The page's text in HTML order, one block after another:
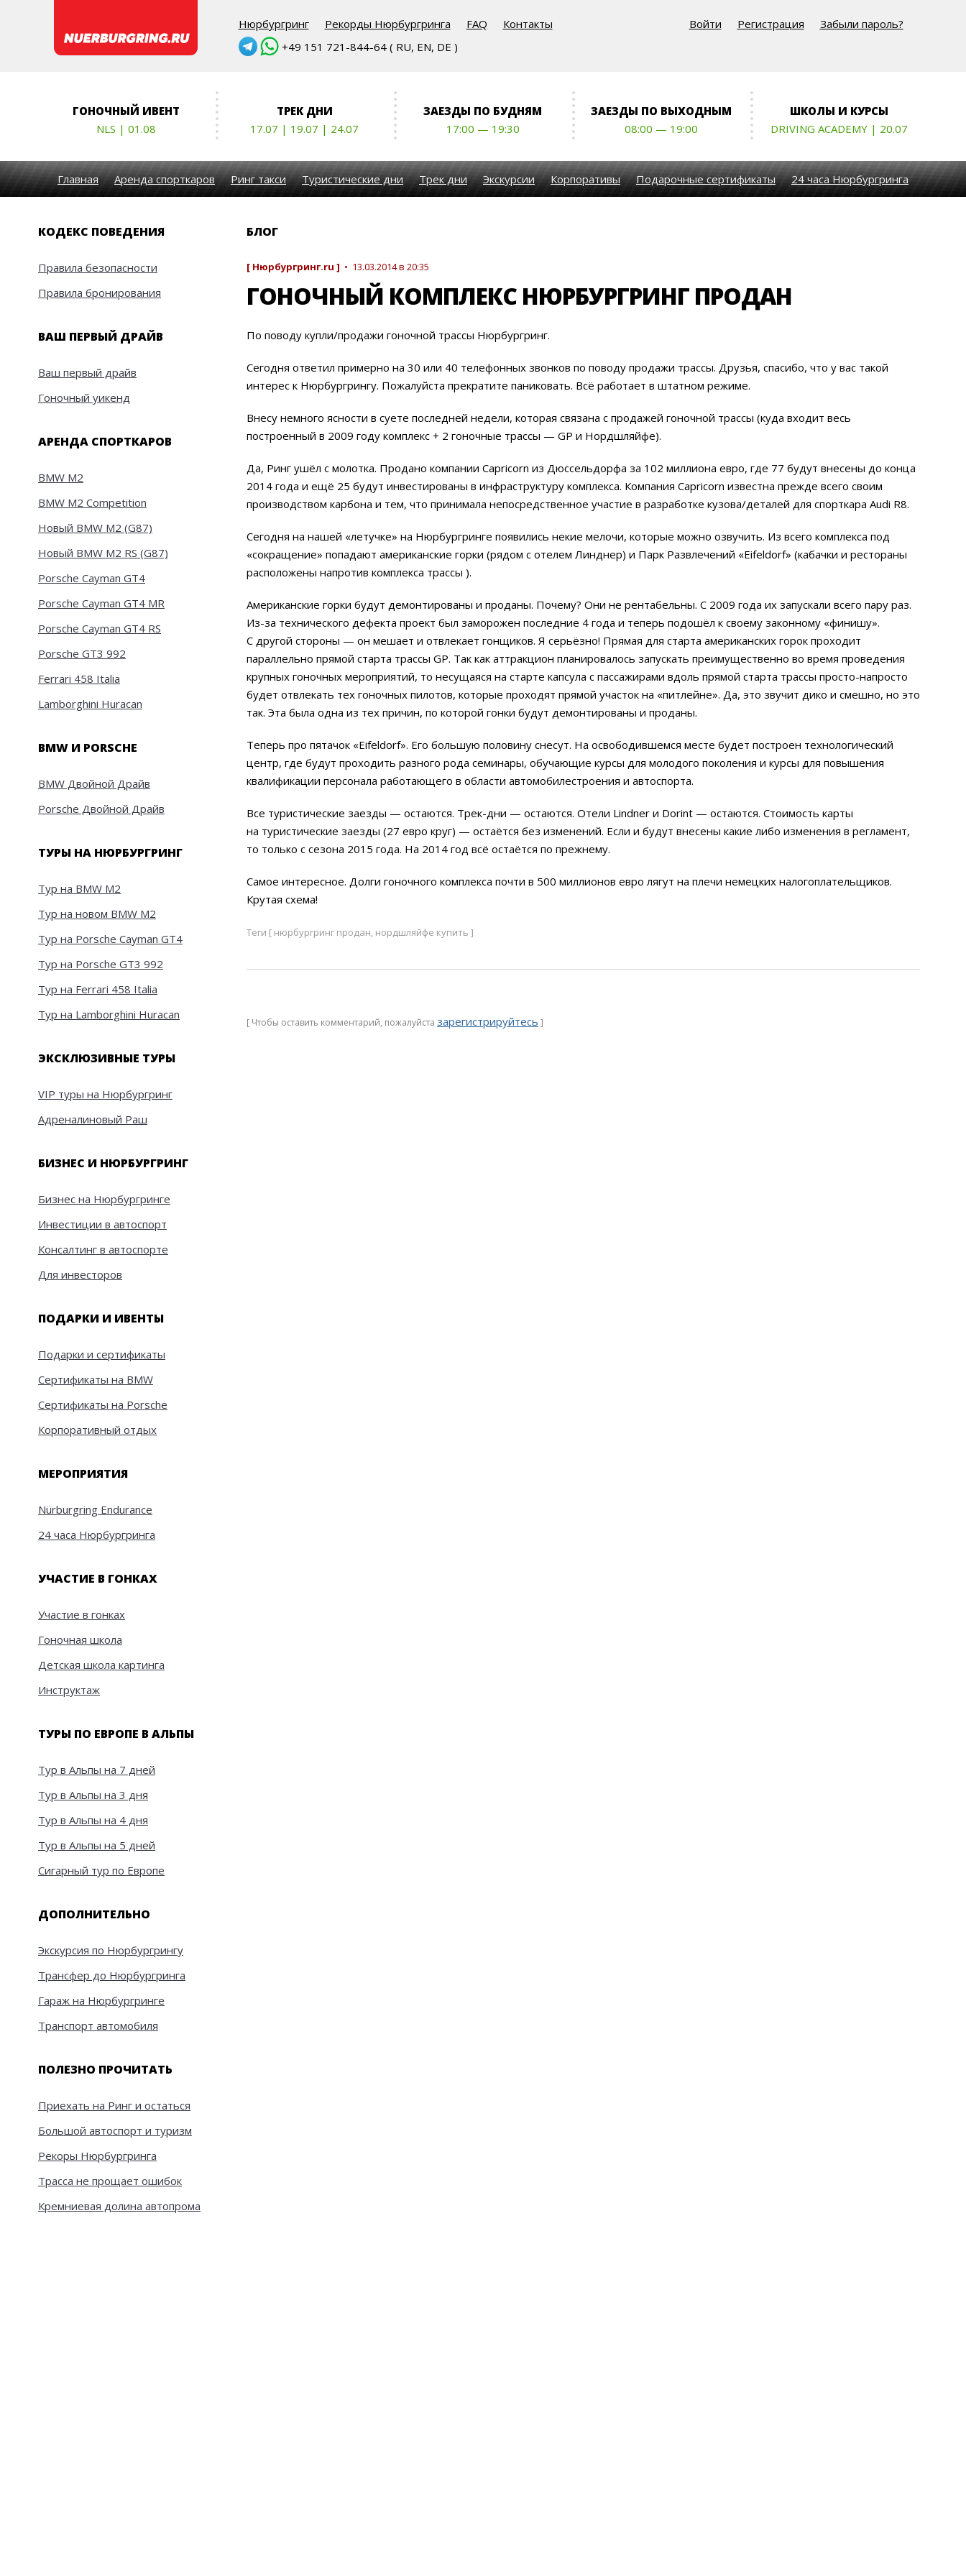
Нюрбургринг Рекорды Нюрбургринга FAQ
Контакты
+49 151 721-844-64 ( RU, EN, DE )
Войти Регистрация Забыли пароль?
ГОНОЧНЫЙ ИВЕНТ
NLS | 01.08
ТРЕК ДНИ
17.07 | 19.07 | 24.07
ЗАЕЗДЫ ПО БУДНЯМ
17:00 — 19:30
ЗАЕЗДЫ ПО ВЫХОДНЫМ
08:00 — 19:00
ШКОЛЫ И КУРСЫ
DRIVING ACADEMY | 20.07
Главная Аренда спорткаров Ринг такси Туристические дни Трек дни Экскурсии Корпоративы Подарочные сертификаты 24 часа Нюрбургринга
КОДЕКС ПОВЕДЕНИЯ
Правила безопасности
Правила бронирования
ВАШ ПЕРВЫЙ ДРАЙВ
Ваш первый драйв
Гоночный уикенд
АРЕНДА СПОРТКАРОВ
BMW M2
BMW M2 Competition
Новый BMW M2 (G87)
Новый BMW M2 RS (G87)
Porsche Cayman GT4
Porsche Cayman GT4 MR
Porsche Cayman GT4 RS
Porsche GT3 992
Ferrari 458 Italia
Lamborghini Huracan
BMW И PORSCHE
BMW Двойной Драйв
Porsche Двойной Драйв
ТУРЫ НА НЮРБУРГРИНГ
Тур на BMW M2
Тур на новом BMW M2
Тур на Porsche Cayman GT4
Тур на Porsche GT3 992
Тур на Ferrari 458 Italia
Тур на Lamborghini Huracan
ЭКСКЛЮЗИВНЫЕ ТУРЫ
VIP туры на Нюрбургринг
Адреналиновый Раш
БИЗНЕС И НЮРБУРГРИНГ
Бизнес на Нюрбургринге
Инвестиции в автоспорт
Консалтинг в автоспорте
Для инвесторов
ПОДАРКИ И ИВЕНТЫ
Подарки и сертификаты
Сертификаты на BMW
Сертификаты на Porsche
Корпоративный отдых
МЕРОПРИЯТИЯ
Nürburgring Endurance
24 часа Нюрбургринга
УЧАСТИЕ В ГОНКАХ
Участие в гонках
Гоночная школа
Детская школа картинга
Инструктаж
ТУРЫ ПО ЕВРОПЕ В АЛЬПЫ
Тур в Альпы на 7 дней
Тур в Альпы на 3 дня
Тур в Альпы на 4 дня
Тур в Альпы на 5 дней
Сигарный тур по Европе
ДОПОЛНИТЕЛЬНО
Экскурсия по Нюрбургрингу
Трансфер до Нюрбургринга
Гараж на Нюрбургринге
Транспорт автомобиля
ПОЛЕЗНО ПРОЧИТАТЬ
Приехать на Ринг и остаться
Большой автоспорт и туризм
Рекоры Нюрбургринга
Трасса не прощает ошибок
Кремниевая долина автопрома
БЛОГ
[ Нюрбургринг.ru ] • 13.03.2014 в 20:35
ГОНОЧНЫЙ КОМПЛЕКС НЮРБУРГРИНГ ПРОДАН
По поводу купли/продажи гоночной трассы Нюрбургринг.
Сегодня ответил примерно на 30 или 40 телефонных звонков по поводу продажи трассы. Друзья, спасибо, что у вас такой
интерес к Нюрбургрингу. Пожалуйста прекратите паниковать. Всё работает в штатном режиме.
Внесу немного ясности в суете последней недели, которая связана с продажей гоночной трассы (куда входит весь
построенный в 2009 году комплекс + 2 гоночные трассы — GP и Нордшляйфе).
Да, Ринг ушёл с молотка. Продано компании Capricorn из Дюссельдорфа за 102 миллиона евро, где 77 будут внесены до конца
2014 года и ещё 25 будут инвестированы в инфраструктуру комплекса. Компания Capricorn известна прежде всего своим
производством карбона и тем, что принимала непосредственное участие в разработке кузова/деталей для спорткара Audi R8.
Сегодня на нашей «летучке» на Нюрбургринге появились некие мелочи, которые можно озвучить. Из всего комплекса под
«сокращение» попадают американские горки (рядом с отелем Линднер) и Парк Развлечений «Eifeldorf» (кабачки и рестораны
расположены напротив комплекса трассы ).
Американские горки будут демонтированы и проданы. Почему? Они не рентабельны. С 2009 года их запускали всего пару раз.
Из-за технического дефекта проект был заморожен последние 4 года и теперь подошёл к своему законному «финишу».
С другой стороны — он мешает и отвлекает гонщиков. Я серьёзно! Прямая для старта американских горок проходит
параллельно прямой старта трассы GP. Так как аттракцион планировалось запускать преимущественно во время проведения
крупных гоночных мероприятий, то несущаяся на старте капсула с пассажирами вдоль прямой старта трассы просто-напросто
будет отвлекать тех гоночных пилотов, которые проходят прямой участок на «питлейне». Да, это звучит дико и смешно, но это
так. Эта была одна из тех причин, по которой гонки будут демонтированы и проданы.
Теперь про пятачок «Eifeldorf». Его большую половину снесут. На освободившемся месте будет построен технологический
центр, где будут проходить разного рода семинары, обучающие курсы для молодого поколения и курсы для повышения
квалификации персонала работающего в области автомобилестроения и автоспорта.
Все туристические заезды — остаются. Трек-дни — остаются. Отели Lindner и Dorint — остаются. Стоимость карты
на туристические заезды (27 евро круг) — остаётся без изменений. Если и будут внесены какие либо изменения в регламент,
то только с сезона 2015 года. На 2014 год всё остаётся по прежнему.
Самое интересное. Долги гоночного комплекса почти в 500 миллионов евро лягут на плечи немецких налогоплательщиков.
Крутая схема!
Теги [ нюрбургринг продан, нордшляйфе купить ]
[ Чтобы оставить комментарий, пожалуйста зарегистрируйтесь ]